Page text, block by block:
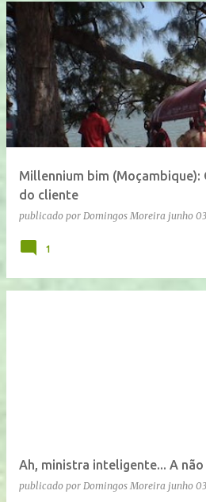
Millennium bim (Moçambique):
do cliente
publicado por Domingos Moreira junho
1
Ah, ministra inteligente... A
publicado por Domingos Moreira junho